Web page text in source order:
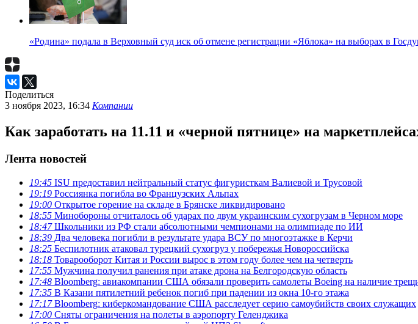
«Родина» подала в Верховный суд иск об отмене регистрации «Яблока» на выборах в
Поделиться
3 ноября 2023, 16:34 Компании
Как заработать на 11.11 и «черной пятнице» на
Лента новостей
19:45 ISU предоставил нейтральный статус фигуристкам Валиевой и Трусовой
19:19 Россиянка погибла во Французских Альпах
19:00 Открытое горение на складе в Брянске ликвидировано
18:55 Минобороны отчиталось об ударах по двум украинским сухогрузам в Черном море
18:47Школьники из РФ стали абсолютными чемпионами на олимпиаде по ИИ
18:39 Два человека погибли в результате удара ВСУ по многоэтажке в Керчи
18:25 Беспилотник атаковал турецкий сухогруз у побережья Новороссийска
18:18 Товарооборот Китая и России вырос в этом году более чем на четверть
17:55 Мужчина получил ранения при атаке дрона на Белгородскую область
17:48 Bloomberg: авиакомпании США обязали проверить самолеты Boeing на наличие
17:35 В Казани пятилетний ребенок погиб при падении из окна 10-го этажа
17:17Bloomberg: киберкомандование США расследует серию самоубийств своих служащих
17:00 Сняты ограничения на полеты в аэропорту Геленджика